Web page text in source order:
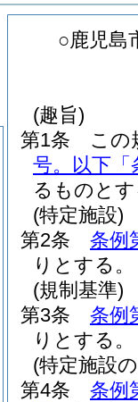
○鹿児島
(趣旨)
第1条
この
号。以下「
るものと
(特定施設)
第2条
条例
りとする。
(規制基準)
第3条
条例
りとする。
(特定施設
第4条
条例